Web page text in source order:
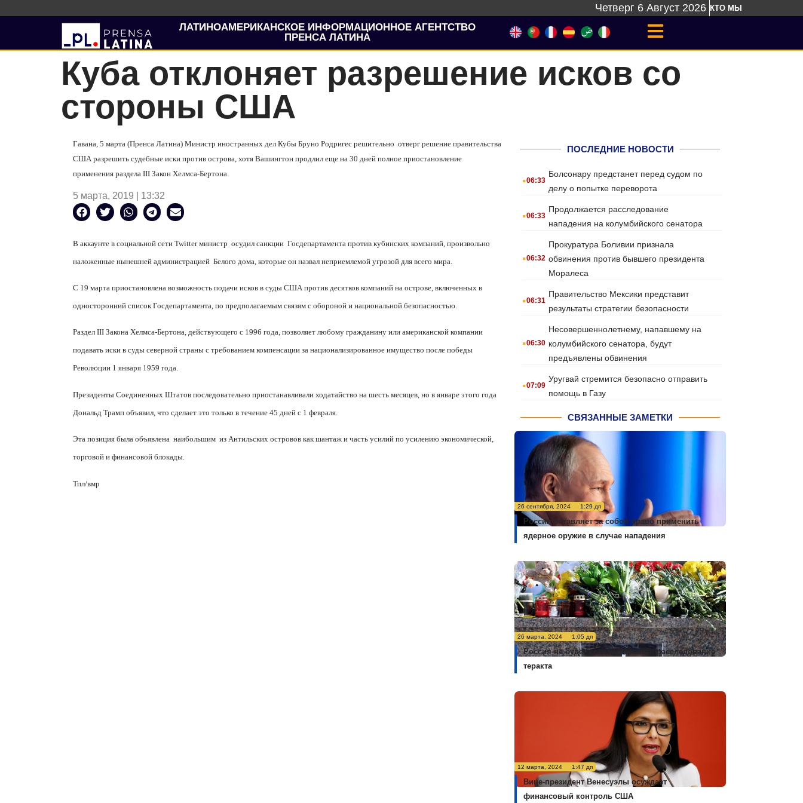
Четверг 6 Август 2026 КТО МЫ
ЛАТИНОАМЕРИКАНСКОЕ ИНФОРМАЦИОННОЕ АГЕНТСТВО
ПРЕНСА ЛАТИНА
Куба отклоняет разрешение исков со
стороны США
Гавана, 5 марта (Пренса Латина) Министр иностранных дел Кубы Бруно Родригес решительно отверг решение правительства
США разрешить судебные иски против острова, хотя Вашингтон продлил еще на 30 дней полное приостановление
применения раздела III Закон Хелмса-Бертона.
5 марта, 2019 | 13:32
В аккаунте в социальной сети Twitterминистр осудил санкции Госдепартамента против кубинских компаний, произвольно
наложенные нынешней администрацией Белого дома, которые он назвал неприемлемой угрозой для всего мира.
С 19 марта приостановлена возможность подачи исков в суды США против десятков компаний на острове, включенных в
односторонний список Госдепартамента, по предполагаемым связям с обороной и национальной безопасностью.
Раздел III Закона Хелмса-Бертона, действующего с 1996 года, позволяет любому гражданину или американской компании
подавать иски в суды северной страны с требованием компенсации за национализированное имущество после победы
Революции 1 января 1959 года.
Президенты Соединенных Штатов последовательно приостанавливали ходатайство на шесть месяцев, но в январе этого года
Дональд Трамп объявил, что сделает это только в течение 45 дней с 1 февраля.
Эта позиция была объявлена наибольшим из Антильских островов как шантаж и часть усилий по усилению экономической,
торговой и финансовой блокады.
Тпл/вмр
ПОСЛЕДНИЕ НОВОСТИ
.06:33
Болсонару предстанет перед судом по
делу о попытке переворота
.06:33
Продолжается расследование
нападения на колумбийского сенатора
.06:32
Прокуратура Боливии признала
обвинения против бывшего президента
Моралеса
.06:31
Правительство Мексики представит
результаты стратегии безопасности
.06:30
Несовершеннолетнему, напавшему на
колумбийского сенатора, будут
предъявлены обвинения
.07:09
Уругвай стремится безопасно отправить
помощь в Газу
СВЯЗАННЫЕ ЗАМЕТКИ
26 сентября, 2024 1:29 дп
Россия оставляет за собой право применить
ядерное оружие в случае нападения
26 марта, 2024 1:05 дп
Россия не будет комментировать расследование
теракта
12 марта, 2024 1:47 дп
Вице-президент Венесуэлы осуждает
финансовый контроль США